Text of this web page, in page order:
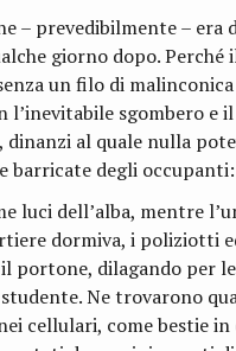
– prevedibilmente – era
giorno dopo. Perché
un filo di
l’inevitabile sgombero e
dinanzi al quale nulla
barricate degli occupanti:
luci dell’alba, mentre
dormiva, i poliziotti
portone, dilagando per
Ne trovarono
cellulari, come bestie in